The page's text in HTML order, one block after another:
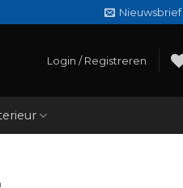
Nieuwsbrief
Login / Registreren